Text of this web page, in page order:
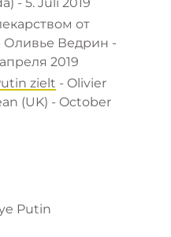
от
Оливье Ведрин -
апреля 2019
zielt - Olivier
(UK) - October
Putin